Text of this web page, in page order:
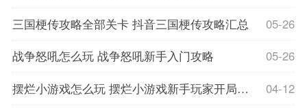
05-26
三国梗传攻略全部关卡 抖音三国梗传攻略汇总
05-26
战争怒吼怎么玩 战争怒吼新手入门攻略
04-12
摆烂小游戏怎么玩 摆烂小游戏新手玩家开局攻略